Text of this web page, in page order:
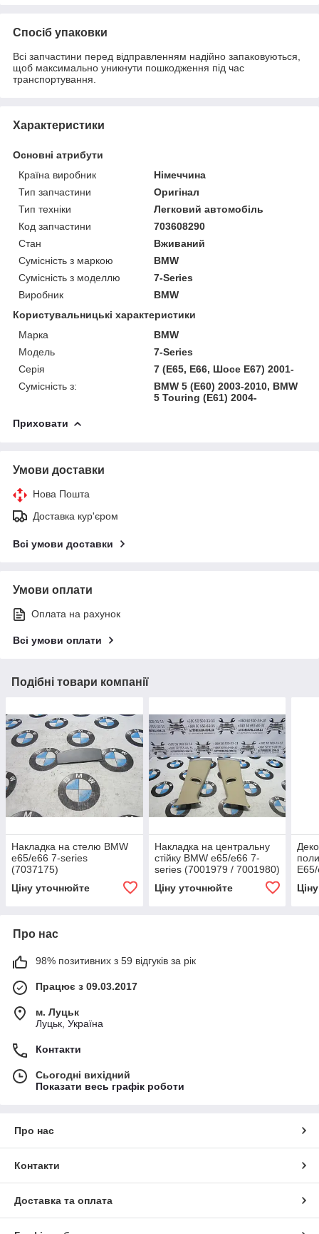
Спосіб упаковки
Всі запчастини перед відправленням надійно запаковуються,
щоб максимально уникнути пошкодження під час
транспортування.
Характеристики
Основні атрибути
Країна виробник
Німеччина
Тип запчастини
Оригінал
Тип техніки
Легковий автомобіль
Код запчастини
703608290
Стан
Вживаний
Сумісність з маркою
BMW
Сумісність з моделлю
7-Series
Виробник
BMW
Користувальницькі характеристики
Марка
BMW
Модель
7-Series
Серія
7 (E65, E66, Шосе E67) 2001-
Сумісність з:
BMW 5 (E60) 2003-2010, BMW
5 Touring (E61) 2004-
Приховати
Умови доставки
Нова Пошта
Доставка кур'єром
Всі умови доставки
Умови оплати
Оплата на рахунок
Всі умови оплати
Подібні товари компанії
Накладка на стелю BMW
e65/e66 7-series
(7037175)
Ціну уточнюйте
Накладка на центральну
стійку BMW e65/e66 7-
series (7001979 / 7001980)
Ціну уточнюйте
Про нас
98% позитивних з 59 відгуків за рік
Працює з 09.03.2017
м. Луцьк
Луцьк, Україна
Контакти
Сьогодні вихідний
Показати весь графік роботи
Про нас
Контакти
Доставка та оплата